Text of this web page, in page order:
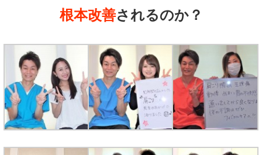
根本改善されるのか？